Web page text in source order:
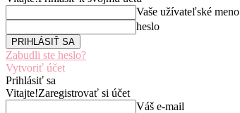
Vaše užívateľské meno
heslo
Zabudli ste heslo?
Vytvoriť účet
Prihlásiť sa
Vitajte!Zaregistrovať si účet
Váš e-mail